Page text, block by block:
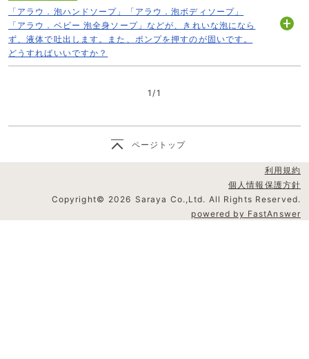
「アラウ．泡ハンドソープ」「アラウ．泡ボディソープ」
「アラウ．ベビー 泡全身ソープ」などが、きれいな泡になら
ず、液体で吐出します。また、ポンプを押すのが固いです。
どうすればいいですか？
1 /1
ページトップ
利用規約
個人情報保護方針
Copyright© 2026 Saraya Co.,Ltd. All Rights Reserved.
powered by FastAnswer